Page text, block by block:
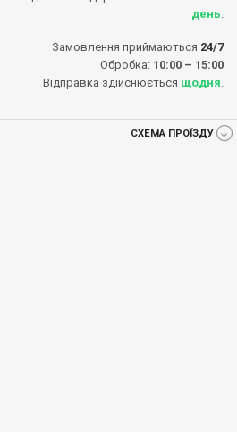
день.
Замовлення приймаються 24/7
Обробка: 10:00 – 15:00
Відправка здійснюється щодня.
СХЕМА ПРОЇЗДУ